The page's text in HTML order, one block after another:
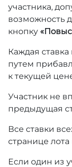
участника,
возможность
кнопку
Каждая
путем
к текущей
Участник не
предыдущая
Все ставки
странице
Если один из